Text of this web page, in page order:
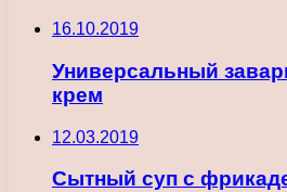
16.10.2019
Универсальный
крем
12.03.2019
Сытный суп с